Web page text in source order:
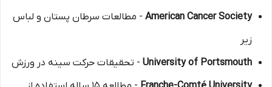
American Cancer Society - مطالعات سرطان پستان و لباس
زیر
University of Portsmouth - تحقیقات حرکت سینه در ورزش